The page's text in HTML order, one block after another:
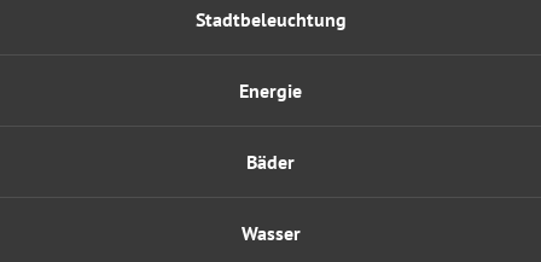
Energie
Wasser
Bäder
Stadtbeleuchtung